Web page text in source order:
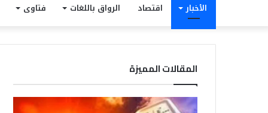
الأخبار اقتصاد الرواق باللغات فتاوى
المقالات المميزة
الأرصاد: